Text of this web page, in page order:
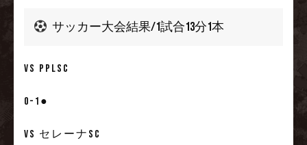
サッカー大会結果/1試合13分1本
VS PPLSC
0-1●
VS セレーナSC